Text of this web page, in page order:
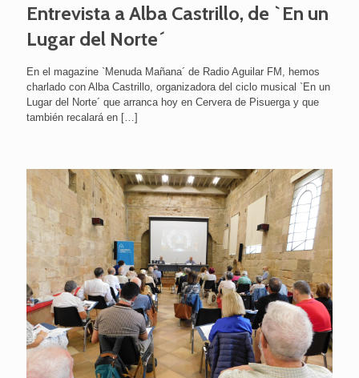
Entrevista a Alba Castrillo, de `En un
Lugar del Norte´
En el magazine `Menuda Mañana´ de Radio Aguilar FM, hemos
charlado con Alba Castrillo, organizadora del ciclo musical `En un
Lugar del Norte´ que arranca hoy en Cervera de Pisuerga y que
también recalará en […]